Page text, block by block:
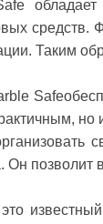
средств.
Таким
Safe
Он позволит